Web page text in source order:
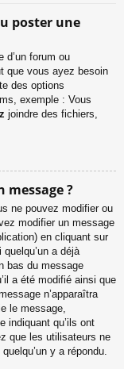
poster une
d’un forum ou
que vous ayez besoin
des options
exemple : Vous
joindre des fichiers,
?
ne pouvez modifier ou
modifier un message
en cliquant sur
a déjà
bas du message
a été modifié ainsi que
n’apparaîtra
le message,
indiquant qu’ils ont
que les utilisateurs ne
y a répondu.